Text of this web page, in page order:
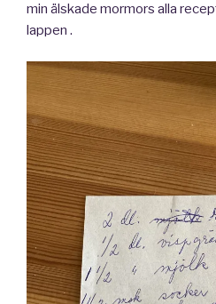
min älskade mormors alla
lappen .